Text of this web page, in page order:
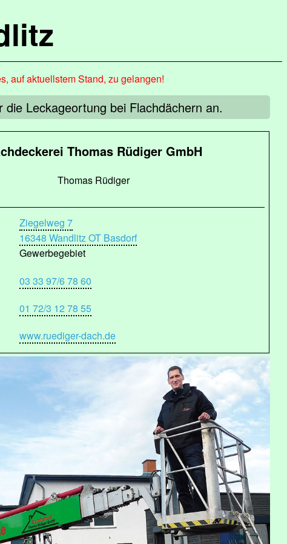
auf aktuellstem Stand, zu gelangen!
Leckageortung bei Flachdächern an.
Thomas Rüdiger GmbH
Thomas Rüdiger
Ziegelweg 7
16348 Wandlitz OT Basdorf
Gewerbegebiet
03 33 97/6 78 60
01 72/3 12 78 55
www.ruediger-dach.de